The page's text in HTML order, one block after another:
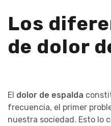
Los
de dolor
El dolor de espalda
frecuencia, el primer
nuestra sociedad. Esto lo